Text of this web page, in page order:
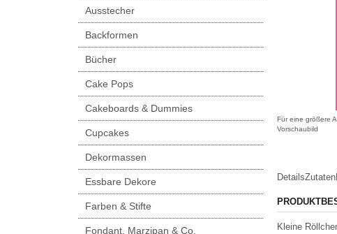
Für eine größere
Vorschaubild
DetailsZutaten
Kleine
Ausstecher
Backformen
Bücher
Cake Pops
Cakeboards & Dummies
Cupcakes
Dekormassen
Essbare Dekore
Farben & Stifte
Fondant, Marzipan & Co.